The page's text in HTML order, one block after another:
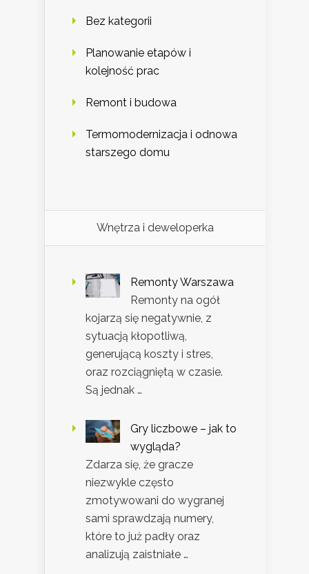
Bez kategorii
Planowanie etapów i
kolejność prac
Remont i budowa
Termomodernizacja i odnowa
starszego domu
Wnętrza i deweloperka
Remonty Warszawa
Remonty na ogół
kojarzą się negatywnie, z
sytuacją kłopotliwą,
generującą koszty i stres,
oraz rozciągniętą w czasie.
Są jednak …
Gry liczbowe – jak to
wygląda?
Zdarza się, że gracze
niezwykle często
zmotywowani do wygranej
sami sprawdzają numery,
które to już padły oraz
analizują zaistniałe …